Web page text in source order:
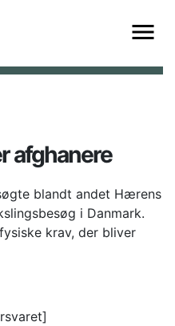
afghanere
blandt andet Hærens
i Danmark.
krav, der bliver